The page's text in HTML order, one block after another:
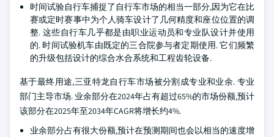
时间试验自行车捕捉了自行车市场的相当一部分,因为它在比
赛或定时赛事中为个人骑车设计了几何精度和座位位置的调
整. 这些自行车几乎都是由职业运动员和专业队设计并使用
的. 时间试验机车由既定的三合院参与者定期使用. 它们频繁
的升级包括设计的综合水合系统和工程齿轮设备.
基于最终用途,三亚特龙自行车市场被分割成专业和业余. 专业
部门主导市场. 业余部分在2024年占有超过65%的市场份额,预计
该部分在2025年至2034年CAGR将增长约4%.
业余部分占有很大份额,预计在预测期间也会以相当的速度增